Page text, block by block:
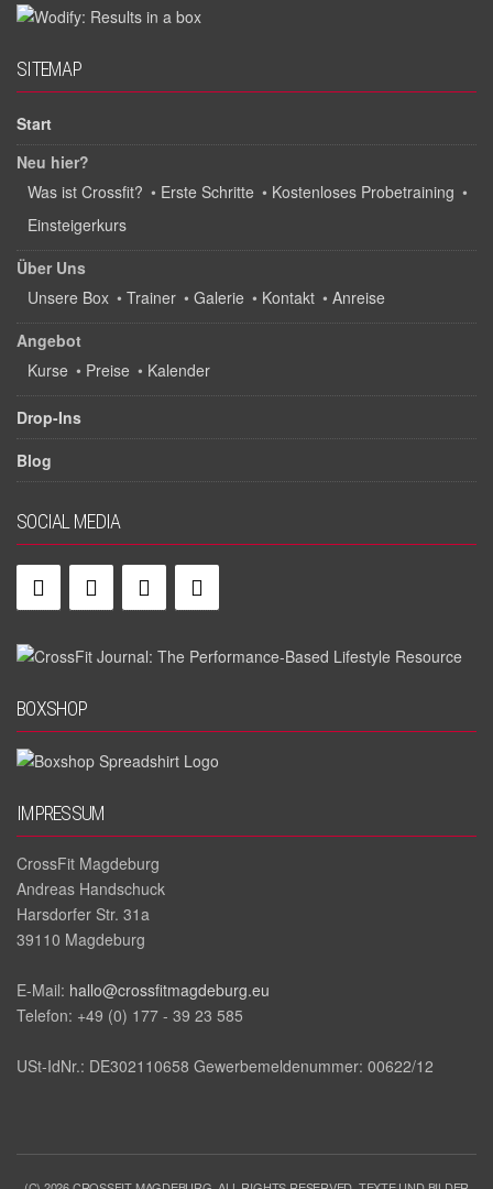
SITEMAP
Start
Neu hier?
Was ist Crossfit? • Erste Schritte • Kostenloses Probetraining •
Einsteigerkurs
Über Uns
Unsere Box • Trainer • Galerie • Kontakt • Anreise
Angebot
Kurse • Preise • Kalender
Drop-Ins
Blog
SOCIAL MEDIA
BOXSHOP
IMPRESSUM
CrossFit Magdeburg
Andreas Handschuck
Harsdorfer Str. 31a
39110 Magdeburg
E‐Mail: hallo@crossfitmagdeburg.eu
Telefon: +49 (0) 177 - 39 23 585
USt-IdNr.: DE302110658 Gewerbemeldenummer: 00622/12